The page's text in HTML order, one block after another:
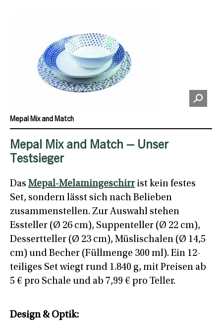
Mepal Mix and Match
Mepal Mix and Match – Unser
Testsieger
Das Mepal-Melamingeschirrist kein festes
Set, sondern lässt sich nach Belieben
zusammenstellen. Zur Auswahl stehen
Essteller (Ø 26 cm), Suppenteller (Ø 22 cm),
Dessertteller (Ø 23 cm), Müslischalen (Ø 14,5
cm) und Becher (Füllmenge 300 ml). Ein 12-
teiliges Set wiegt rund 1.840 g, mit Preisen ab
5 € pro Schale und ab 7,99 € pro Teller.
Design & Optik: